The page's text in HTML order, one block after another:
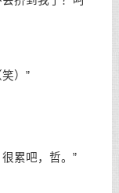
）”
累吧，哲。”